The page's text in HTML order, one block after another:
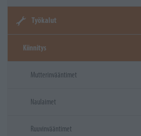
Työkalut
Kiinnitys
Mutterinvääntimet
Naulaimet
Ruuvinvääntimet